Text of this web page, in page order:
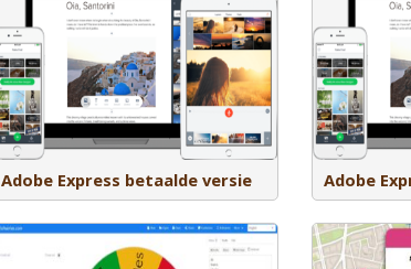
Adobe Express betaalde versie Adobe
Met Adobe Express maak je eenvoudig
plaatjes, video’s en zogenaamde “web
stories” om weer elders te delen.